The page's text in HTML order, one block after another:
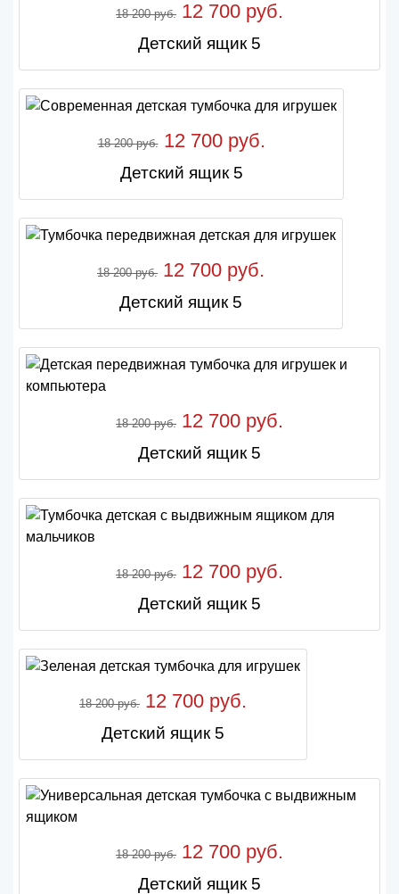
18 200 руб. 12 700 руб.
Детский ящик 5
18 200 руб.12 700 руб.
Детский ящик 5
18 200 руб. 12 700 руб.
Детский ящик 5
18 200 руб. 12 700 руб.
Детский ящик 5
18 200 руб. 12 700 руб.
Детский ящик 5
18 200 руб. 12 700 руб.
Детский ящик 5
18 200 руб. 12 700 руб.
Детский ящик 5